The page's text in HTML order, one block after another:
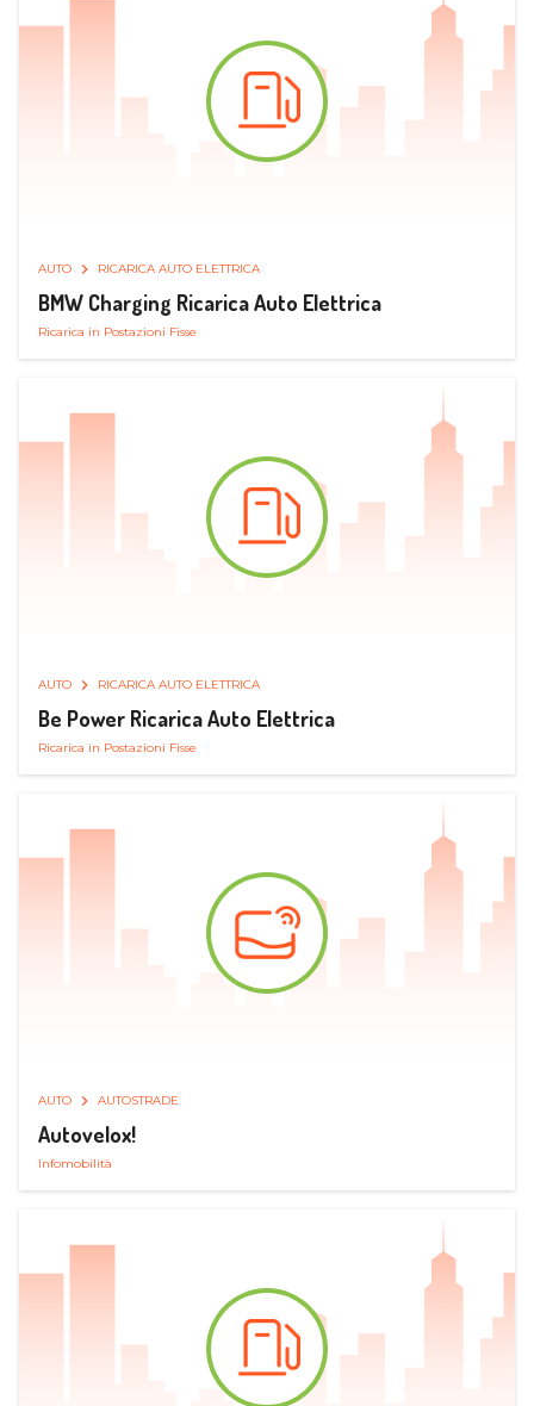
AUTO RICARICA AUTO ELETTRICA
BMW Charging Ricarica Auto Elettrica
Ricarica in Postazioni Fisse
AUTO RICARICA AUTO ELETTRICA
Be Power Ricarica Auto Elettrica
Ricarica in Postazioni Fisse
AUTO AUTOSTRADE
Autovelox!
Infomobilità